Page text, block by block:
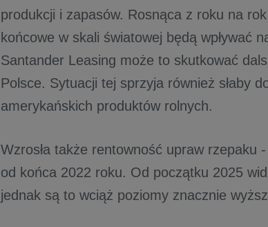
produkcji i zapasów. Rosnąca z roku na
końcowe w skali światowej będą wpływać
Santander Leasing może to skutkować
Polsce. Sytuacji tej sprzyja również słaby
amerykańskich produktów rolnych.
Wzrosła także rentowność upraw rzepaku
od końca 2022 roku. Od początku 2025
jednak są to wciąż poziomy znacznie